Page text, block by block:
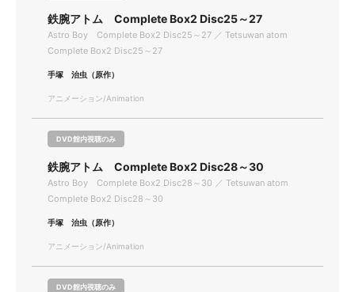
鉄腕アトム Complete Box2 Disc25～27
Astro Boy Complete Box2 Disc25～27 ／ Tetsuwan atom
Complete Box2 Disc25～27
手塚 治虫（原作）
アニメーション/Animation
DVD館内視聴のみ
鉄腕アトム Complete Box2 Disc28～30
Astro Boy Complete Box2 Disc28～30 ／ Tetsuwan atom
Complete Box2 Disc28～30
手塚 治虫（原作）
アニメーション/Animation
DVD館内視聴のみ